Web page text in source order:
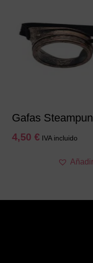
Gafas
4,50 € IVA incluido